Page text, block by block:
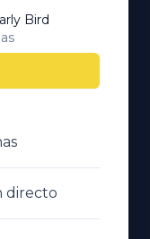
Bird
directo